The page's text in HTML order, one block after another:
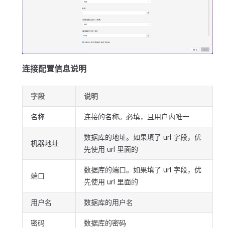
连接配置信息说明
字段 说明
名称 连接的名称。必填，且用户内唯一
机器地址
数据库的地址。如果填了 url 字段，优
先使用 url 里面的
端口
数据库的端口。如果填了 url 字段，优
先使用 url 里面的
用户名 数据库的用户名
密码 数据库的密码